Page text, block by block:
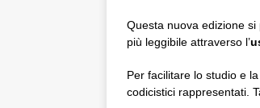
Questa nuova edizione
più leggibile attraverso l’
Per facilitare lo studio e
codicistici rappresentati.